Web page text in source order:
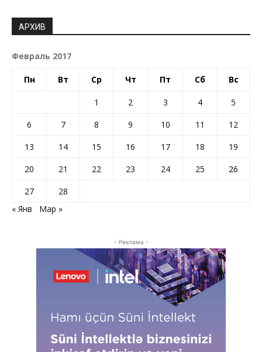
АРХИВ
Февраль 2017
Пн Вт Ср Чт Пт Сб Вс
1 2 3 4
5
6
7 8 9 10 11
12
13
14 15 16 17 18
19
20
21 22 23 24 25
26
27
28
« Янв
Мар »
- Реклама -